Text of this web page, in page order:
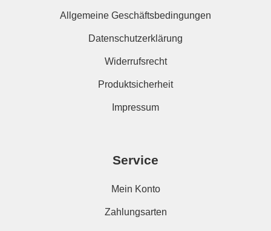
Allgemeine Geschäftsbedingungen
Datenschutzerklärung
Widerrufsrecht
Produktsicherheit
Impressum
Service
Mein Konto
Zahlungsarten